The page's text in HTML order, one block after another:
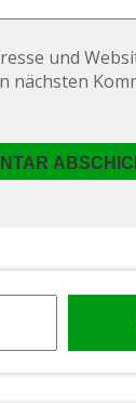
und
nächsten